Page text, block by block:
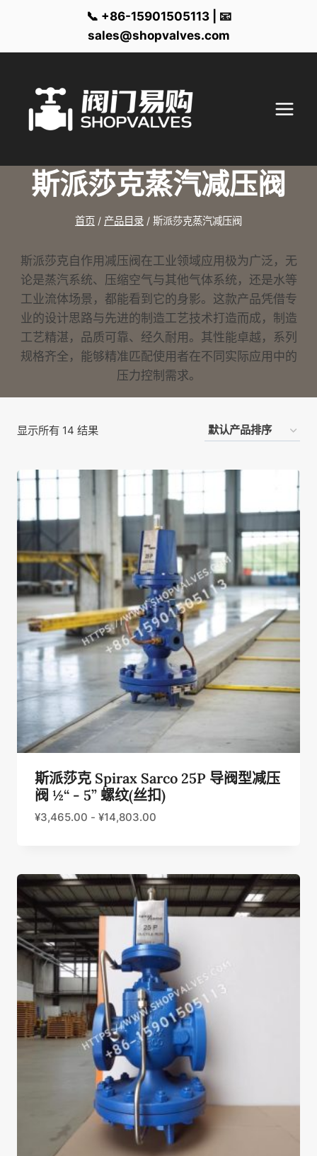
📞 +86-15901505113 | 📧
sales@shopvalves.com
斯派莎克蒸汽减压阀
首页 / 产品目录 / 斯派莎克蒸汽减压阀
斯派莎克自作用减压阀在工业领域应用极为广泛，无
论是蒸汽系统、压缩空气与其他气体系统，还是水等
工业流体场景，都能看到它的身影。这款产品凭借专
业的设计思路与先进的制造工艺技术打造而成，制造
工艺精湛，品质可靠、经久耐用。其性能卓越，系列
规格齐全，能够精准匹配使用者在不同实际应用中的
压力控制需求。
显示所有 14 结果
斯派莎克 Spirax Sarco 25P 导阀型减压
阀 ½“ - 5” 螺纹(丝扣)
¥3,465.00 - ¥14,803.00